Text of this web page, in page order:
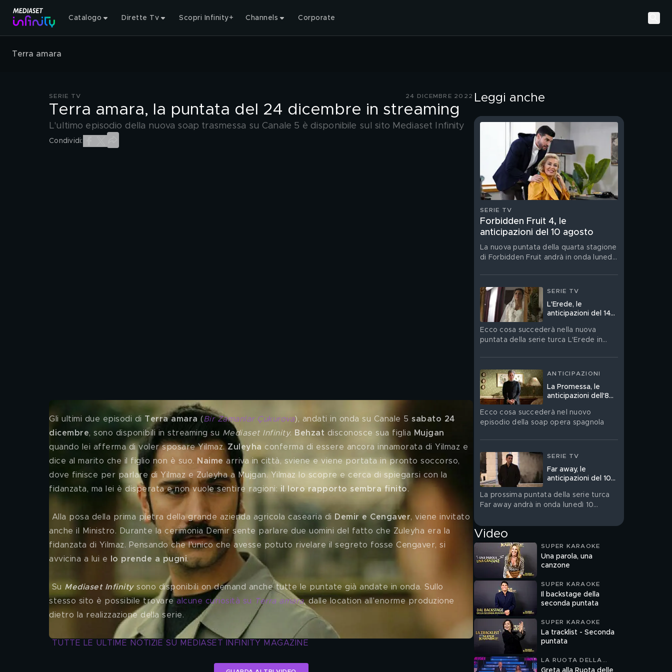
Catalogo Dirette Tv Scopri Infinity+ Channels Corporate
Terra amara
SERIE TV 24 DICEMBRE 2022
Terra amara, la puntata del 24 dicembre in streaming
L'ultimo episodio della nuova soap trasmessa su Canale 5 è disponibile sul sito Mediaset Infinity
Condividi:
Gli ultimi due episodi di Terra amara (Bir Zamanlar Çukurova), andati in onda su Canale 5 sabato 24
dicembre, sono disponibili in streaming su Mediaset Infinity. Behzat disconosce sua figlia
Mujgan
quando lei afferma di voler sposare Yilmaz. Zuleyha conferma di essere ancora innamorata di Yilmaz e
dice al marito che il figlio non è suo.
Naime arriva in città, sviene e viene portata in pronto soccorso,
dove finisce per parlare di Yilmaz e Zuleyha a Mujgan. Yilmaz lo scopre e cerca di spiegarsi con la
fidanzata, ma lei è disperata e non vuole sentire ragioni: il loro rapporto sembra finito.
Alla posa della prima pietra della grande azienda agricola casearia di Demir e Cengaver, viene invitato
anche il Ministro. Durante la cerimonia Demir sente parlare due uomini del fatto che Zuleyha era la
fidanzata di Yilmaz. Pensando che l'unico che avesse potuto rivelare il segreto fosse Cengaver, si
avvicina a lui e
lo prende a pugni.
Su Mediaset Infinity sono disponibili on demand anche tutte le puntate già andate in onda. Sullo
stesso sito è possibile trovare alcune curiosità su Terra amara, dalle location all'enorme produzione
dietro la realizzazione della serie.
TUTTE LE ULTIME NOTIZIE SU MEDIASET INFINITY MAGAZINE
Leggi anche
SERIE TV
Forbidden Fruit 4, le
anticipazioni del 10 agosto
La nuova puntata della quarta stagione
di Forbidden Fruit andrà in onda lunedì
SERIE TV
L'Erede, le
anticipazioni del 14
Ecco cosa succederà nella nuova
puntata della serie turca L'Erede in
ANTICIPAZIONI
La Promessa, le
anticipazioni dell'8
Ecco cosa succederà nel nuovo
episodio della soap opera spagnola
SERIE TV
Far away, le
anticipazioni del 10
La prossima puntata della serie turca
Far away andrà in onda lunedì 10
Video
SUPER KARAOKE
Una parola, una
canzone
SUPER KARAOKE
Il backstage della
seconda puntata
SUPER KARAOKE
La tracklist - Seconda
puntata
LA RUOTA DELLA
FORTUNA
Greta alla Ruota delle